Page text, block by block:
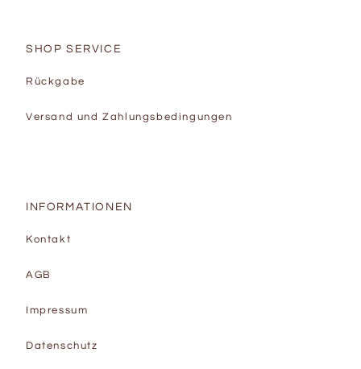
SHOP SERVICE
Rückgabe
Versand und Zahlungsbedingungen
INFORMATIONEN
Kontakt
AGB
Impressum
Datenschutz